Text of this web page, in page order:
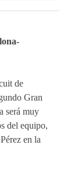
de
Gran
será muy
del equipo,
en la